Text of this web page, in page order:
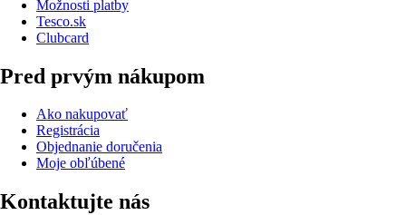
Možnosti platby
Tesco.sk
Clubcard
Pred prvým nákupom
Ako nakupovať
Registrácia
Objednanie doručenia
Moje obľúbené
Kontaktujte nás